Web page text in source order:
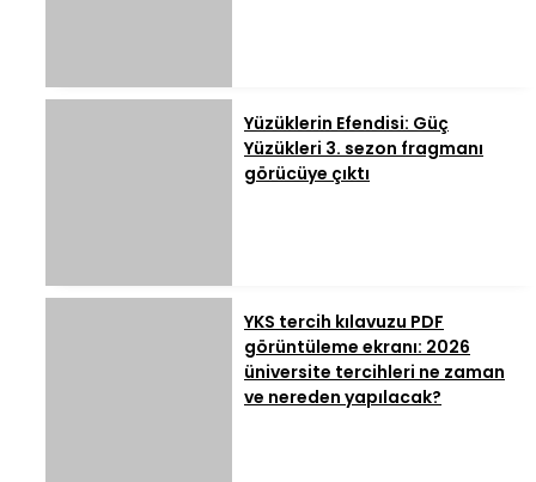
Yüzüklerin Efendisi: Güç
Yüzükleri 3. sezon fragmanı
görücüye çıktı
YKS tercih kılavuzu PDF
görüntüleme ekranı: 2026
üniversite tercihleri ne zaman
ve nereden yapılacak?